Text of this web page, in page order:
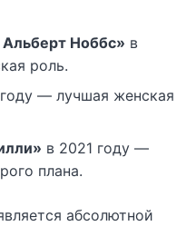
Ноббс» в
роль.
— лучшая женская
в 2021 году —
плана.
абсолютной